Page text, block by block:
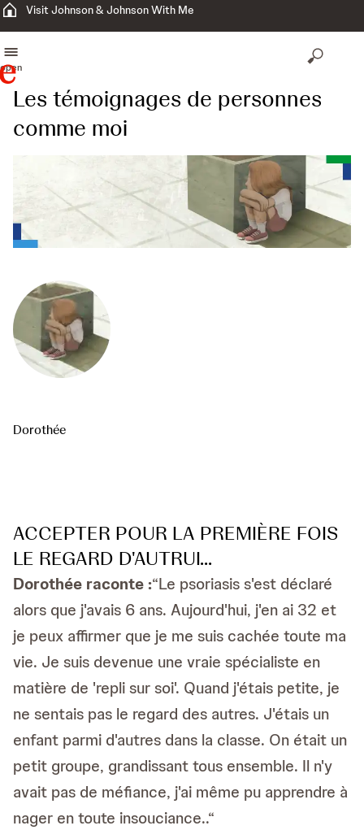
Visit Johnson & Johnson With Me
open
Les témoignages de personnes
comme moi
Dorothée
ACCEPTER POUR LA PREMIÈRE FOIS
LE REGARD D'AUTRUI...
Dorothée raconte :“Le psoriasis s'est déclaré
alors que j'avais 6 ans. Aujourd'hui, j'en ai 32 et
je peux affirmer que je me suis cachée toute ma
vie. Je suis devenue une vraie spécialiste en
matière de 'repli sur soi'. Quand j'étais petite, je
ne sentais pas le regard des autres. J'étais un
enfant parmi d'autres dans la classe. On était un
petit groupe, grandissant tous ensemble. Il n'y
avait pas de méfiance, j'ai même pu apprendre à
nager en toute insouciance..“